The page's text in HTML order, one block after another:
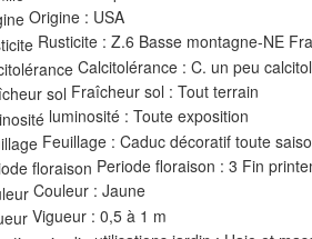
Origine : USA
Rusticite : Z.6 Basse montagne-NE
Calcitolérance : C. un peu
Fraîcheur sol : Tout terrain
luminosité : Toute exposition
Feuillage : Caduc décoratif toute
Periode floraison : 3 Fin
Couleur : Jaune
Vigueur : 0,5 à 1 m